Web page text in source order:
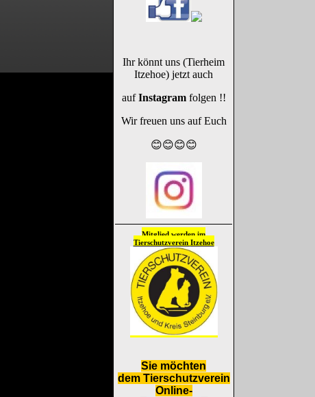
Ihr könnt uns (Tierheim
Itzehoe) jetzt auch
aufInstagramfolgen !!
Wir freuen uns auf Euch
😊😊😊😊
Mitglied werden im
Tierschutzverein Itzehoe
Sie möchten
dem Tierschutzverein
Online-